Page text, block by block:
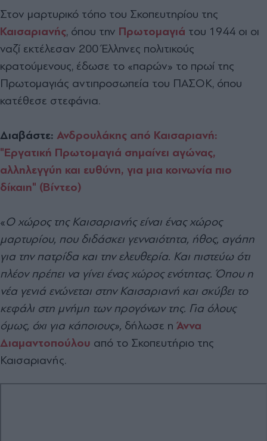
Στον μαρτυρικό τόπο του Σκοπευτηρίου της
Καισαριανής, όπου την Πρωτομαγιά του 1944 οι οι
ναζί εκτέλεσαν 200 Έλληνες πολιτικούς
κρατούμενους, έδωσε το «παρών» το πρωί της
Πρωτομαγιάς αντιπροσωπεία του ΠΑΣΟΚ, όπου
κατέθεσε στεφάνια.
Διαβάστε: Ανδρουλάκης από Καισαριανή:
"Εργατική Πρωτομαγιά σημαίνει αγώνας,
αλληλεγγύη και ευθύνη, για μια κοινωνία πιο
δίκαιη" (Βίντεο)
«Ο χώρος της Καισαριανής είναι ένας χώρος
μαρτυρίου, που διδάσκει γενναιότητα, ήθος, αγάπη
για την πατρίδα και την ελευθερία. Και πιστεύω ότι
πλέον πρέπει να γίνει ένας χώρος ενότητας. Όπου η
νέα γενιά ενώνεται στην Καισαριανή και σκύβει το
κεφάλι στη μνήμη των προγόνων της. Για όλους
όμως, όχι για κάποιους», δήλωσε η Άννα
Διαμαντοπούλου από το Σκοπευτήριο της
Καισαριανής.